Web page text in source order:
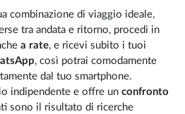
combinazione di viaggio ideale,
tra andata e ritorno, procedi in
a rate, e ricevi subito i tuoi
, così potrai comodamente
dal tuo smartphone.
indipendente e offre un confronto
sono il risultato di ricerche